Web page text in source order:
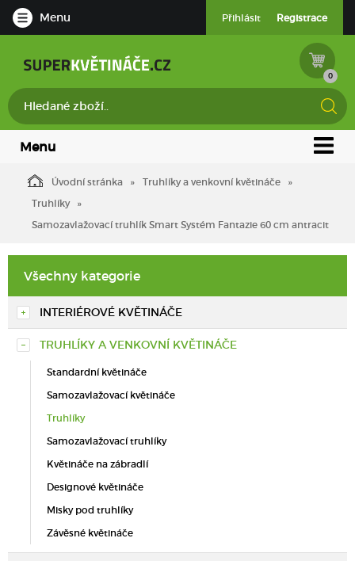
Menu Přihlásit Registrace
0
Menu
Úvodní stránka
Truhlíky a venkovní květináče
Truhlíky
Samozavlažovací truhlík Smart Systém Fantazie 60 cm antracit
Všechny kategorie
INTERIÉROVÉ KVĚTINÁČE
TRUHLÍKY A VENKOVNÍ KVĚTINÁČE
Standardní květináče
Samozavlažovací květináče
Truhlíky
Samozavlažovací truhlíky
Květináče na zábradlí
Designové květináče
Misky pod truhlíky
Závěsné květináče